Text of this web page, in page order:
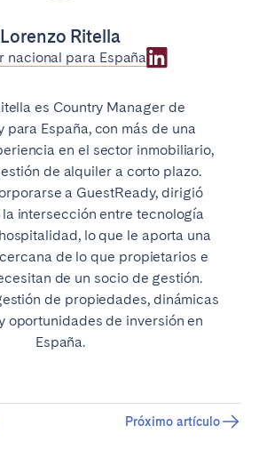
Lorenzo Ritella
nacional para España
es Country Manager de
para España, con más de una
en el sector inmobiliario,
de alquiler a corto plazo.
a GuestReady, dirigió
intersección entre tecnología
lo que le aporta una
de lo que propietarios e
de un socio de gestión.
de propiedades, dinámicas
oportunidades de inversión en
España.
Próximo artículo